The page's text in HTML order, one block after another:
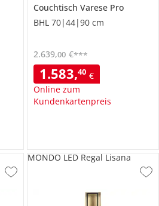
Couchtisch Varese Pro
BHL 70|44|90 cm
1.583,40 €
Online zum
Kundenkartenpreis
2.639,00 €***
MONDO LED Regal Lisana